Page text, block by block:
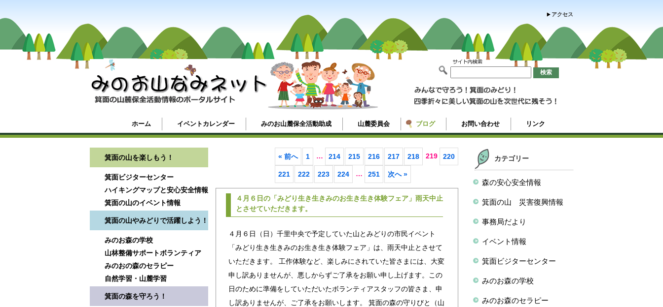
アクセス
ホーム イベントカレンダー みのお山麓保全活動助成 山麓委員会 ブログ お問い合わせ リンク
箕面の山を楽しもう！
箕面ビジターセンター
ハイキングマップと安心安全情報
箕面の山のイベント情報
箕面の山やみどりで活躍しよう！
みのお森の学校
山林整備サポートボランティア
みのおの森のセラピー
自然学習・山麓学習
箕面の森を守ろう！
« 前へ 1 … 214 215 216 217 218 219 220
221 222 223 224 … 251 次へ »
４月６日の「みどり生き生きみのお生き生き体験フェア」雨天中止
とさせていただきます。
４月６日（日）千里中央で予定していた山とみどりの市民イベント
「みどり生き生きみのお生き生き体験フェア」は、雨天中止とさせて
いただきます。 工作体験など、楽しみにされていた皆さまには、大変
申し訳ありませんが、悪しからずご了承をお願い申し上げます。この
日のために準備をしていただいたボランティアスタッフの皆さま、申
し訳ありませんが、ご了承をお願いします。 箕面の森の守りびと（山
カテゴリー
森の安心安全情報
箕面の山 災害復興情報
事務局だより
イベント情報
箕面ビジターセンター
みのお森の学校
みのお森のセラピー